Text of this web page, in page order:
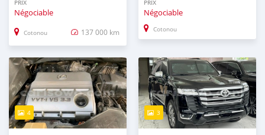
PRIX
Négociable
Cotonou 137 000 km
PRIX
Négociable
Cotonou
4 3